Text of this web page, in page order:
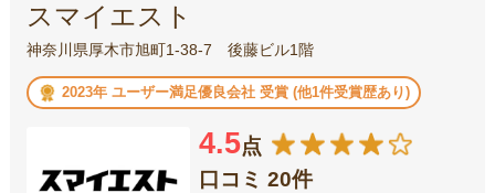
スマイエスト
神奈川県厚木市旭町1-38-7 後藤ビル1階
2023年 ユーザー満足優良会社 受賞 (他1件受賞歴あり)
4.5点
口コミ 20件